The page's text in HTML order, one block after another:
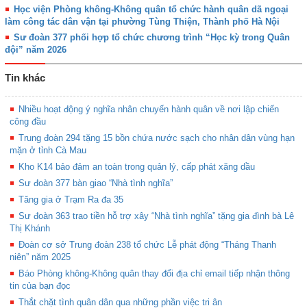
Học viện Phòng không-Không quân tổ chức hành quân dã ngoại
làm công tác dân vận tại phường Tùng Thiện, Thành phố Hà Nội
Sư đoàn 377 phối hợp tổ chức chương trình “Học kỳ trong Quân
đội” năm 2026
Tin khác
Nhiều hoạt động ý nghĩa nhân chuyến hành quân về nơi lập chiến
công đầu
Trung đoàn 294 tặng 15 bồn chứa nước sạch cho nhân dân vùng hạn
mặn ở tỉnh Cà Mau
Kho K14 bảo đảm an toàn trong quản lý, cấp phát xăng dầu
Sư đoàn 377 bàn giao “Nhà tình nghĩa”
Tăng gia ở Trạm Ra đa 35
Sư đoàn 363 trao tiền hỗ trợ xây “Nhà tình nghĩa” tặng gia đình bà Lê
Thị Khánh
Đoàn cơ sở Trung đoàn 238 tổ chức Lễ phát động “Tháng Thanh
niên” năm 2025
Báo Phòng không-Không quân thay đổi địa chỉ email tiếp nhận thông
tin của bạn đọc
Thắt chặt tình quân dân qua những phần việc tri ân